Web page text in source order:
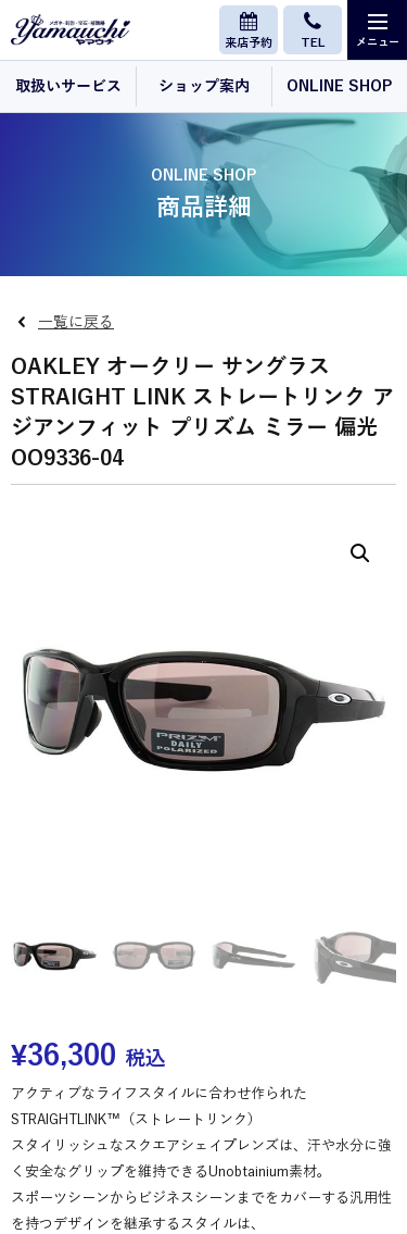
来店予約 TEL
取扱いサービス ショップ案内 ONLINE SHOP
ONLINE SHOP
商品詳細
一覧に戻る
OAKLEY オークリー サングラス
STRAIGHT LINK ストレートリンク ア
ジアンフィット プリズム ミラー 偏光
OO9336-04
¥36,300 税込
アクティブなライフスタイルに合わせ作られた
STRAIGHTLINK™（ストレートリンク）
スタイリッシュなスクエアシェイプレンズは、汗や水分に強
く安全なグリップを維持できるUnobtainium素材。
スポーツシーンからビジネスシーンまでをカバーする汎用性
を持つデザインを継承するスタイルは、